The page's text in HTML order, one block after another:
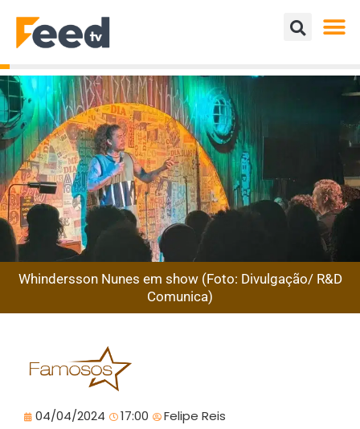
Whindersson Nunes em show (Foto: Divulgação/ R&D
Comunica)
04/04/2024 17:00 Felipe Reis